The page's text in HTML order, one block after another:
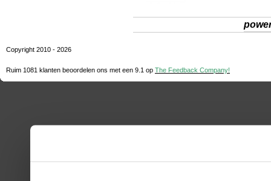
Copyright 2010 - 2026
Ruim 1081 klanten beoordelen ons met een 9.1 op The Feedback Company!